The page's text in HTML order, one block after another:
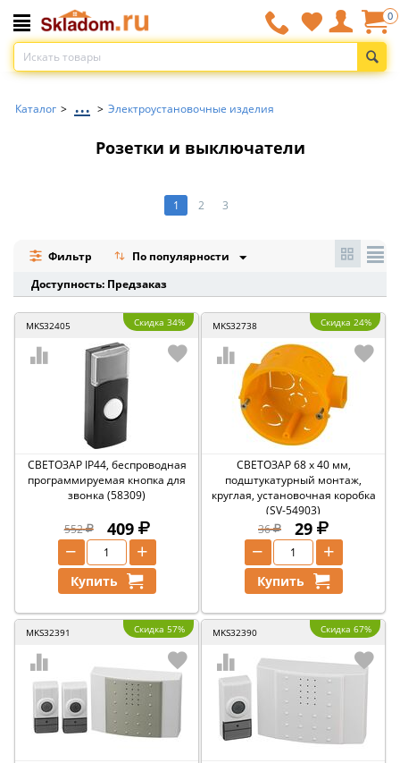
0
Каталог > ... > Электроустановочные изделия
Розетки и выключатели
1 2 3
Фильтр
По популярности
Доступность: Предзаказ
MKS32405 Скидка 34%
СВЕТОЗАР IP44, беспроводная
программируемая кнопка для
звонка (58309)
552 409
+
−
Купить
MKS32738 Скидка 24%
СВЕТОЗАР 68 х 40 мм,
подштукатурный монтаж,
круглая, установочная коробка
(SV-54903)
36
29
+
−
Купить
MKS32391 Скидка 57% MKS32390 Скидка 67%